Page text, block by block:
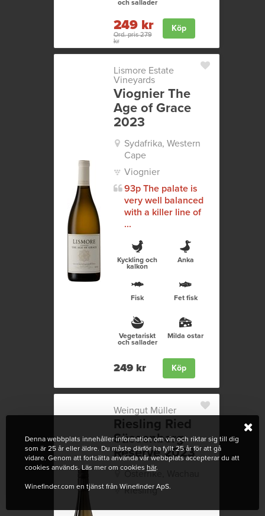
och sallader
249 kr
Ord. pris 279
kr
Köp
Lismore Estate
Vineyards
Viognier The
Age of Grace
2023
Sydafrika, Western
Cape
Viognier
93p The palate is
very well balanced
with a killer line of
...
Kyckling och
kalkon
Anka
Fisk Fet fisk
Vegetariskt
och sallader
Milda ostar
249 kr Köp
Weingut Müller
Riesling Ried
Süssenberg
Reserve 2023
Österrike, Wachau
Riesling
Denna webbplats innehåller information om vin och riktar sig till dig
som är 25 år eller äldre. Du måste därför ha fyllt 25 år för att gå
vidare. Genom att fortsätta använda vår webbplats accepterar du att
cookies används. Läs mer om cookies här.
Winefinder.com en tjänst från Winefinder ApS.